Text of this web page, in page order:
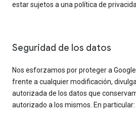
estar sujetos a una política de
Seguridad de los datos
Nos esforzamos por proteger a
frente a cualquier modificación,
autorizada de los datos que
autorizado a los mismos. En particular: